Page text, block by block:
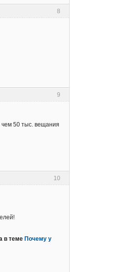
8
9
чем 50 тыс. вещания
10
в теме Почему у